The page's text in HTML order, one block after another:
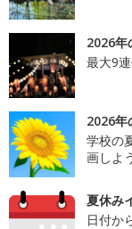
2026年
最大9
2026年
学校の
画しよ
夏休み
日付か